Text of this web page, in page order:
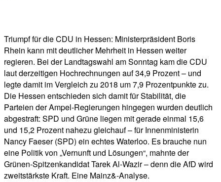
Triumpf für die CDU in Hessen: Ministerpräsident Boris
Rhein kann mit deutlicher Mehrheit in Hessen weiter
regieren. Bei der Landtagswahl am Sonntag kam die CDU
laut derzeitigen Hochrechnungen auf 34,9 Prozent – und
legte damit im Vergleich zu 2018 um 7,9 Prozentpunkte zu.
Die Hessen entschieden sich damit für Stabilität, die
Parteien der Ampel-Regierungen hingegen wurden deutlich
abgestraft: SPD und Grüne liegen mit gerade einmal 15,6
und 15,2 Prozent nahezu gleichauf – für Innenministerin
Nancy Faeser (SPD) ein echtes Waterloo. Es brauche nun
eine Politik von „Vernunft und Lösungen“, mahnte der
Grünen-Spitzenkandidat Tarek Al-Wazir – denn die AfD wird
zweitstärkste Kraft. Eine Mainz&-Analyse.